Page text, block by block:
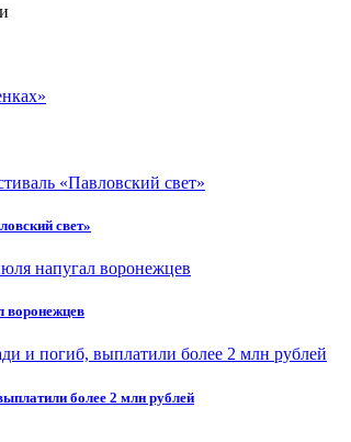
свет»
воронежцев
более 2 млн рублей